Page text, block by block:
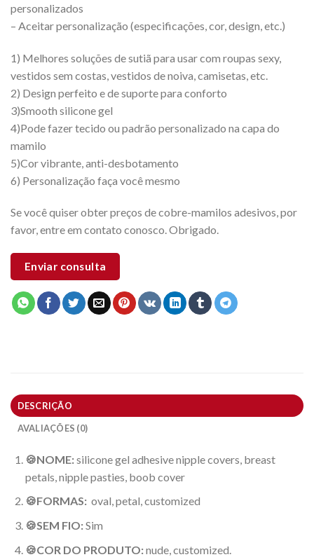
personalizados
– Aceitar personalização (especificações, cor, design, etc.)
1) Melhores soluções de sutiã para usar com roupas sexy,
vestidos sem costas, vestidos de noiva, camisetas, etc.
2) Design perfeito e de suporte para conforto
3)Smooth silicone gel
4)Pode fazer tecido ou padrão personalizado na capa do
mamilo
5)Cor vibrante, anti-desbotamento
6) Personalização faça você mesmo
Se você quiser obter preços de cobre-mamilos adesivos, por
favor, entre em contato conosco. Obrigado.
Enviar consulta
DESCRIÇÃO
AVALIAÇÕES (0)
🍪NOME:silicone gel adhesive nipple covers, breast
petals, nipple pasties, boob cover
🍪FORMAS:oval, petal, customized
🍪SEM FIO:Sim
🍪COR DO PRODUTO:nude, customized.